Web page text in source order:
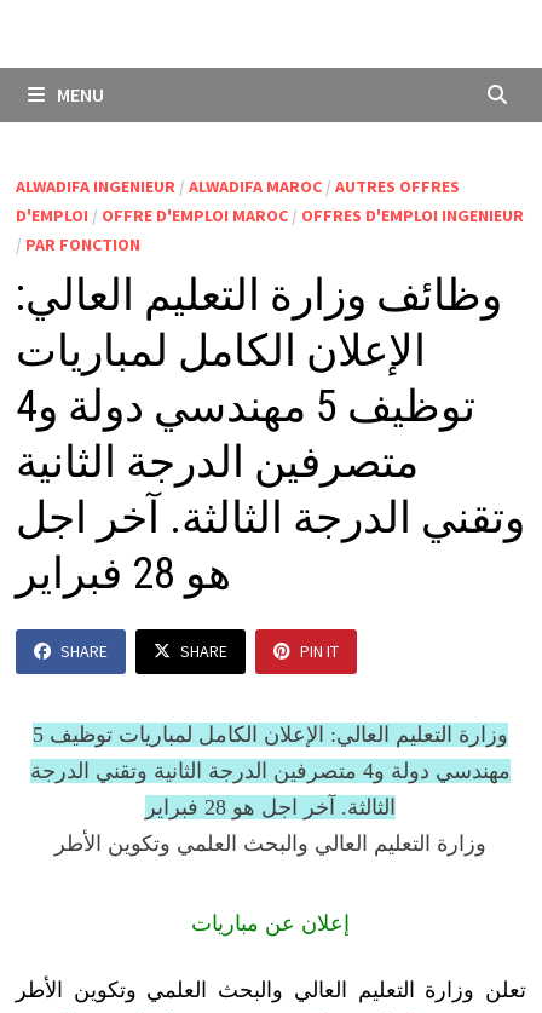
MENU
ALWADIFA INGENIEUR/ ALWADIFA MAROC/ AUTRES OFFRES
D'EMPLOI / OFFRE D'EMPLOI MAROC/ OFFRES D'EMPLOI INGENIEUR
/ PAR FONCTION
وظائف وزارة التعليم العالي:
الإعلان الكامل لمباريات
توظيف 5 مهندسي دولة و4
متصرفين الدرجة الثانية
وتقني الدرجة الثالثة. آخر اجل
هو 28 فبراير
SHARE SHARE PIN IT
وزارة التعليم العالي: الإعلان الكامل لمباريات توظيف 5
مهندسي دولة و4 متصرفين الدرجة الثانية وتقني الدرجة
الثالثة. آخر اجل هو 28 فبراير
وزارة التعليم العالي والبحث العلمي وتكوين الأطر
إعلان عن مباريات
تعلن وزارة التعليم العالي والبحث العلمي وتكوين الأطر